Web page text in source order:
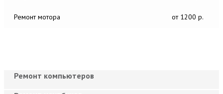
Ремонт мотора от 1200 р.
Ремонт компьютеров